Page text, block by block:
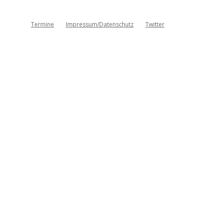
Termine Impressum/Datenschutz Twitter